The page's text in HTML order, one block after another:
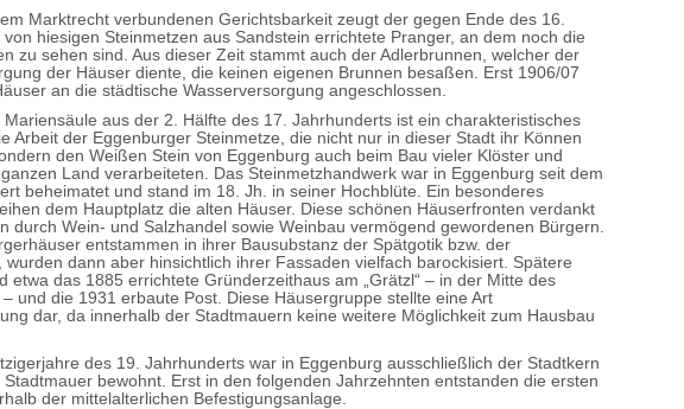
Marktrecht verbundenen Gerichtsbarkeit zeugt der gegen Ende des 16.
hiesigen Steinmetzen aus Sandstein errichtete Pranger, an dem noch die
zu sehen sind. Aus dieser Zeit stammt auch der Adlerbrunnen, welcher der
der Häuser diente, die keinen eigenen Brunnen besaßen. Erst 1906/07
an die städtische Wasserversorgung angeschlossen.
Mariensäule aus der 2. Hälfte des 17. Jahrhunderts ist ein charakteristisches
Arbeit der Eggenburger Steinmetze, die nicht nur in dieser Stadt ihr Können
den Weißen Stein von Eggenburg auch beim Bau vieler Klöster und
Land verarbeiteten. Das Steinmetzhandwerk war in Eggenburg seit dem
beheimatet und stand im 18. Jh. in seiner Hochblüte. Ein besonderes
dem Hauptplatz die alten Häuser. Diese schönen Häuserfronten verdankt
durch Wein- und Salzhandel sowie Weinbau vermögend gewordenen Bürgern.
entstammen in ihrer Bausubstanz der Spätgotik bzw. der
wurden dann aber hinsichtlich ihrer Fassaden vielfach barockisiert. Spätere
etwa das 1885 errichtete Gründerzeithaus am „Grätzl“ – in der Mitte des
und die 1931 erbaute Post. Diese Häusergruppe stellte eine Art
dar, da innerhalb der Stadtmauern keine weitere Möglichkeit zum Hausbau
des 19. Jahrhunderts war in Eggenburg ausschließlich der Stadtkern
Stadtmauer bewohnt. Erst in den folgenden Jahrzehnten entstanden die ersten
der mittelalterlichen Befestigungsanlage.